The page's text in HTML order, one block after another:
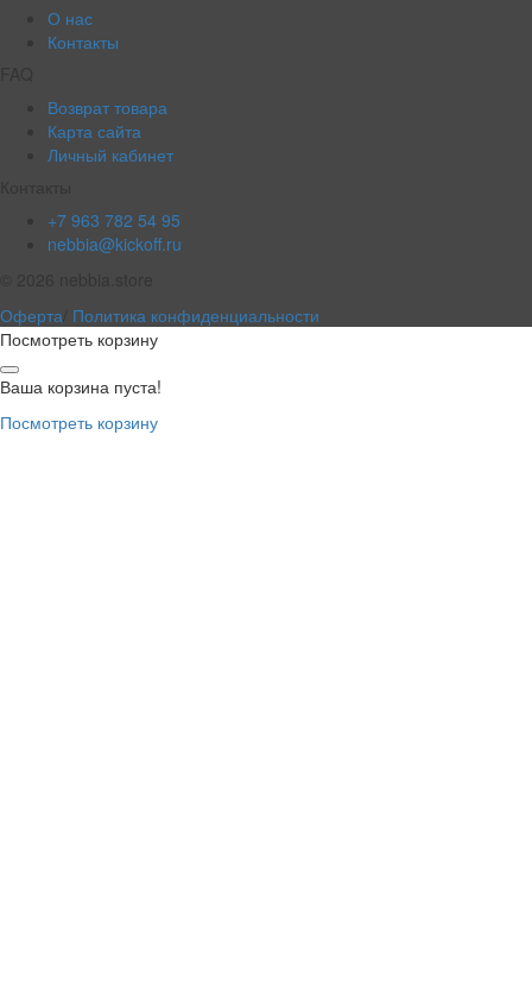
О нас
Контакты
Возврат товара
Карта сайта
Личный кабинет
+7 963 782 54 95
nebbia@kickoff.ru
Оферта Политика конфиденциальности
Посмотреть корзину
Ваша корзина пуста!
Посмотреть корзину